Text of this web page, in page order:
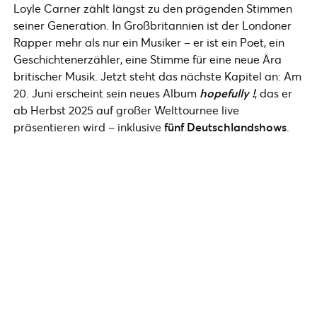
Loyle Carner zählt längst zu den prägenden Stimmen
seiner Generation. In Großbritannien ist der Londoner
Rapper mehr als nur ein Musiker – er ist ein Poet, ein
Geschichtenerzähler, eine Stimme für eine neue Ära
britischer Musik. Jetzt steht das nächste Kapitel an: Am
20. Juni erscheint sein neues Album hopefully !, das er
ab Herbst 2025 auf großer Welttournee live
präsentieren wird – inklusivefünf Deutschlandshows